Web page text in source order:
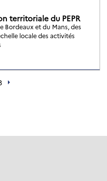
territoriale du PEPR
Bordeaux et du Mans, des
locale des activités